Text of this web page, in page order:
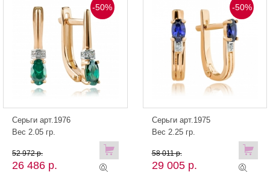
-50%
Серьги арт.1976
Вес 2.05 гр.
26 486 р.
52 972 р.
-50%
Серьги арт.1975
Вес 2.25 гр.
29 005 р.
58 011 р.